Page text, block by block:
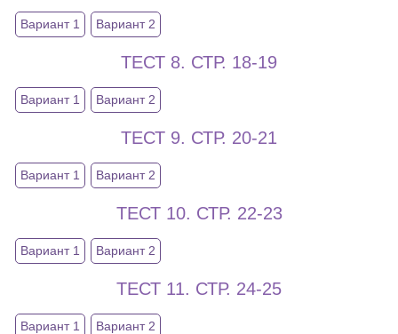
Вариант 1 Вариант 2
ТЕСТ 8. СТР. 18-19
Вариант 1 Вариант 2
ТЕСТ 9. СТР. 20-21
Вариант 1 Вариант 2
ТЕСТ 10. СТР. 22-23
Вариант 1 Вариант 2
ТЕСТ 11. СТР. 24-25
Вариант 1 Вариант 2